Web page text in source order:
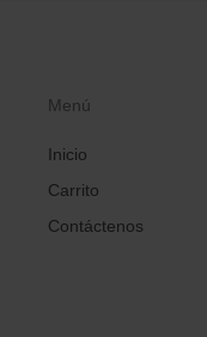
Menú
Inicio
Carrito
Contáctenos